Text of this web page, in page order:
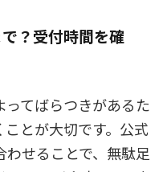
？受付時間を確
てばらつきがあるた
とが大切です。公式
せることで、無駄足